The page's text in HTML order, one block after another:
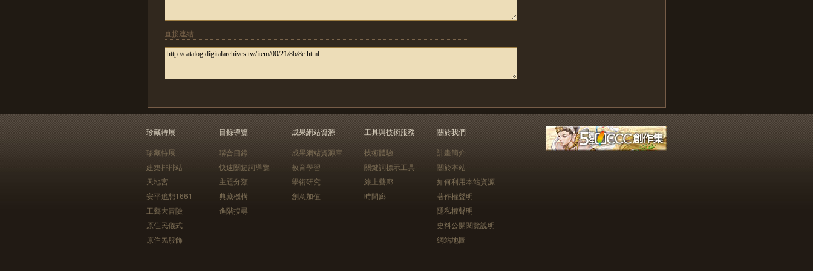
直接連結
珍藏特展
珍藏特展
建築排排站
天地宮
安平追想1661
工藝大冒險
原住民儀式
原住民服飾
目錄導覽
聯合目錄
快速關鍵詞導覽
主題分類
典藏機構
進階搜尋
成果網站資源
成果網站資源庫
教育學習
學術研究
創意加值
工具與技術服務
技術體驗
關鍵詞標示工具
線上藝廊
時間廊
關於我們
計畫簡介
關於本站
如何利用本站資源
著作權聲明
隱私權聲明
史料公開閱覽說明
網站地圖